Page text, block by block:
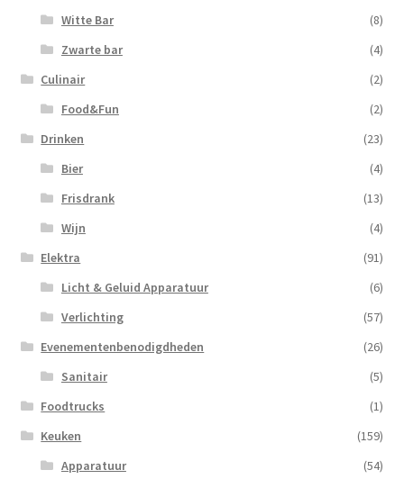
Witte Bar
(8)
Zwarte bar
(4)
Culinair
(2)
Food&Fun
(2)
Drinken
(23)
Bier
(4)
Frisdrank
(13)
Wijn
(4)
Elektra
(91)
Licht & Geluid Apparatuur
(6)
Verlichting
(57)
Evenementenbenodigdheden
(26)
Sanitair
(5)
Foodtrucks
(1)
Keuken
(159)
Apparatuur
(54)